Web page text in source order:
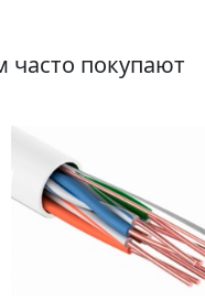
часто покупают